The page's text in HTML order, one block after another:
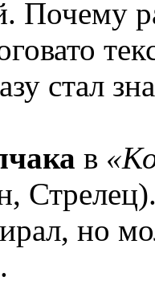
Почему
стал
в
но